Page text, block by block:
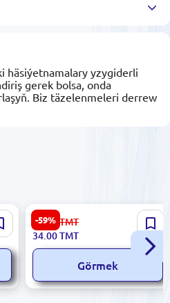
häsiýetnamalary yzygiderli
gerek bolsa, onda
Biz täzelenmeleri derrew
-59%
Markasyz 140 | Mekdep
ştapel matasy ýaşyl 1,50 m
giňlik
84.00 TMT
34.00TMT
Görmek